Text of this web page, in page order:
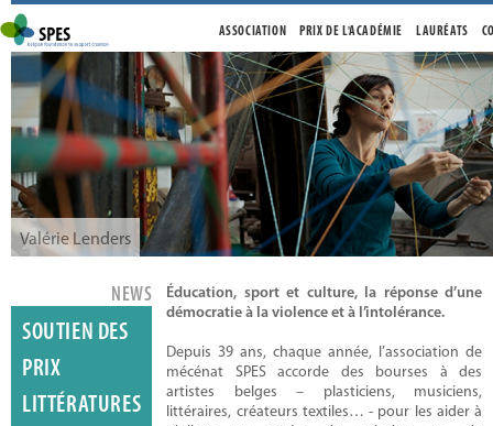
ASSOCIATION PRIX DE L'ACADÉMIE LAURÉATS
Valérie Lenders
NEWS
SOUTIEN DES
PRIX
LITTÉRATURES
Éducation, sport et culture, la réponse d’une
démocratie à la violence et à l’intolérance.
Depuis 39 ans, chaque année, l’association de
mécénat SPES accorde des bourses à des
artistes belges – plasticiens, musiciens,
littéraires, créateurs textiles… - pour les aider à